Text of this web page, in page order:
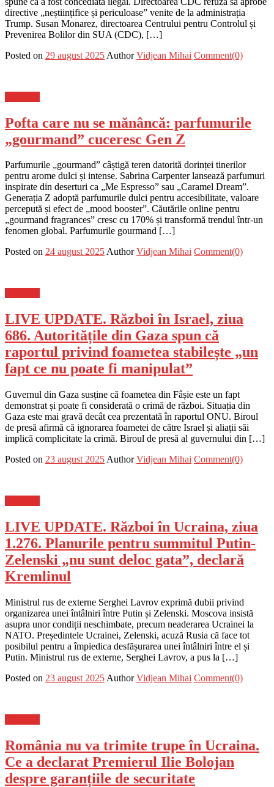
directive „neștiințifice și periculoase” venite de la administrația
Trump. Susan Monarez, directoarea Centrului pentru Controlul și
Prevenirea Bolilor din SUA (CDC), […]
Posted on 29 august 2025 Author Vidjean Mihai Comment(0)
Pofta care nu se mănâncă: parfumurile
„gourmand” cuceresc Gen Z
Parfumurile „gourmand” câștigă teren datorită dorinței tinerilor
pentru arome dulci și intense. Sabrina Carpenter lansează parfumuri
inspirate din deserturi ca „Me Espresso” sau „Caramel Dream”.
Generația Z adoptă parfumurile dulci pentru accesibilitate, valoare
percepută și efect de „mood booster”. Căutările online pentru
„gourmand fragrances” cresc cu 170% și transformă trendul într-un
fenomen global. Parfumurile gourmand […]
Posted on 24 august 2025Author Vidjean Mihai Comment(0)
LIVE UPDATE. Război în Israel, ziua
686. Autoritățile din Gaza spun că
raportul privind foametea stabilește „un
fapt ce nu poate fi manipulat”
Guvernul din Gaza susține că foametea din Fâșie este un fapt
demonstrat și poate fi considerată o crimă de război. Situația din
Gaza este mai gravă decât cea prezentată în raportul ONU. Biroul
de presă afirmă că ignorarea foametei de către Israel și aliații săi
implică complicitate la crimă. Biroul de presă al guvernului din […]
Posted on 23 august 2025 Author Vidjean Mihai Comment(0)
LIVE UPDATE. Război în Ucraina, ziua
1.276. Planurile pentru summitul Putin-
Zelenski „nu sunt deloc gata”, declară
Kremlinul
Ministrul rus de externe Serghei Lavrov exprimă dubii privind
organizarea unei întâlniri între Putin și Zelenski. Moscova insistă
asupra unor condiții neschimbate, precum neaderarea Ucrainei la
NATO. Președintele Ucrainei, Zelenski, acuză Rusia că face tot
posibilul pentru a împiedica desfășurarea unei întâlniri între el și
Putin. Ministrul rus de externe, Serghei Lavrov, a pus la […]
Posted on 23 august 2025 Author Vidjean Mihai Comment(0)
România nu va trimite trupe în Ucraina.
Ce a declarat Premierul Ilie Bolojan
despre garanțiile de securitate